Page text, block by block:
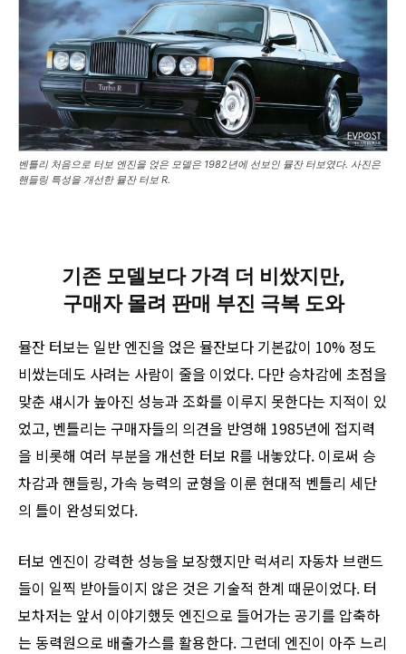
벤틀리 처음으로 터보 엔진을 얹은 모델은 1982년에 선보인 뮬잔 터보였다. 사진은
핸들링 특성을 개선한 뮬잔 터보 R.
기존 모델보다 가격 더 비쌌지만,
구매자 몰려 판매 부진 극복 도와
뮬잔 터보는 일반 엔진을 얹은 뮬잔보다 기본값이 10% 정도
비쌌는데도 사려는 사람이 줄을 이었다. 다만 승차감에 초점을
맞춘 섀시가 높아진 성능과 조화를 이루지 못한다는 지적이 있
었고, 벤틀리는 구매자들의 의견을 반영해 1985년에 접지력
을 비롯해 여러 부분을 개선한 터보 R를 내놓았다. 이로써 승
차감과 핸들링, 가속 능력의 균형을 이룬 현대적 벤틀리 세단
의 틀이 완성되었다.
터보 엔진이 강력한 성능을 보장했지만 럭셔리 자동차 브랜드
들이 일찍 받아들이지 않은 것은 기술적 한계 때문이었다. 터
보차저는 앞서 이야기했듯 엔진으로 들어가는 공기를 압축하
는 동력원으로 배출가스를 활용한다. 그런데 엔진이 아주 느리